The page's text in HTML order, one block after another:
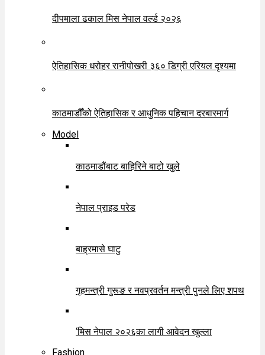
दीपमाला ढकाल मिस नेपाल वर्ल्ड २०२६
ऐतिहासिक धरोहर रानीपोखरी ३६० डिग्री एरियल दृश्यमा
काठमाडौँको ऐतिहासिक र आधुनिक पहिचान दरबारमार्ग
Model
काठमाडौंबाट बाहिरिने बाटो खुले
नेपाल प्राइड परेड
बाह्रमासे घाटु
गृहमन्त्री गुरूङ र नवप्रवर्तन मन्त्री पुनले लिए शपथ
‘मिस नेपाल २०२६का लागी आवेदन खुल्ला
Fashion